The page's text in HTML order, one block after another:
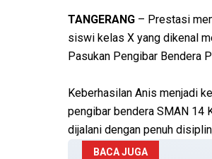
TANGERANG – Prestasi
siswi kelas X yang dikenal
Pasukan Pengibar Bendera
Keberhasilan Anis menjadi
pengibar bendera SMAN 14
dijalani dengan penuh
BACA JUGA